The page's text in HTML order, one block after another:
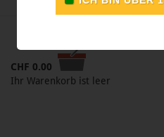
CHF 0.00
Ihr Warenkorb ist leer